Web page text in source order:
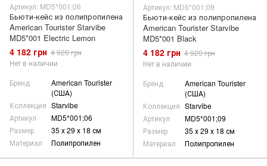
Артикул: MD5*001;06
Бьюти-кейс из полипропилена
American Tourister Starvibe
MD5*001 Electric Lemon
4 182 грн 4 920 грн
Нет в наличии
Бренд
American Tourister
(США)
Коллекция Starvibe
Артикул
MD5*001;06
Размер
35 х 29 х 18 см
Материал
Полипропилен
Артикул: MD5*001;09
Бьюти-кейс из полипропилена
American Tourister Starvibe
MD5*001 Black
4 182 грн 4 920 грн
Нет в наличии
Бренд
American Tourister
(США)
Коллекция Starvibe
Артикул
MD5*001;09
Размер
35 х 29 х 18 см
Материал
Полипропилен